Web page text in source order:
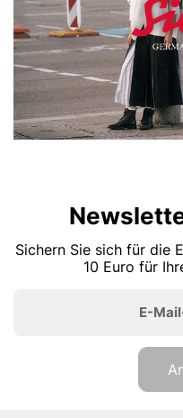
Sichern Sie sich für die
10 Euro für
E-